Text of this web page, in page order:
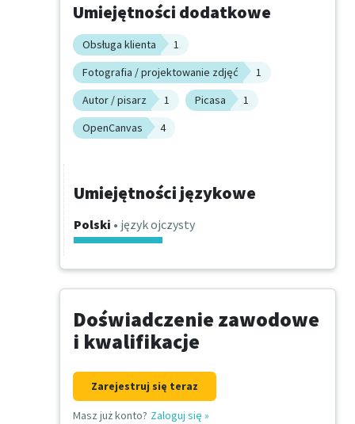
Umiejętności dodatkowe
Obsługa klienta
1
Fotografia / projektowanie zdjęć
1
Autor / pisarz
1 Picasa
1
OpenCanvas
4
Umiejętności językowe
Polski • język ojczysty
Doświadczenie zawodowe
i kwalifikacje
Zarejestruj się teraz
Masz już konto? Zaloguj się »